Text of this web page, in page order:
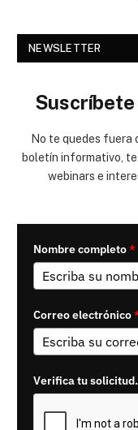
NEWSLETTER
No te quedes fuera
boletín informativo,
webinars e
Nombre completo*
Correo electrónico
Verifica tu solicitud.